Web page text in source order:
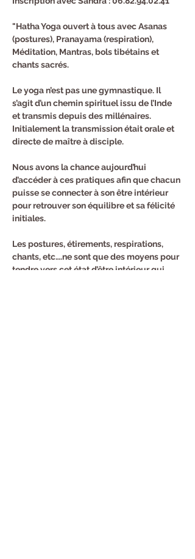
"Hatha Yoga ouvert à tous avec Asanas
(postures), Pranayama (respiration),
Méditation, Mantras, bols tibétains et
chants sacrés.
Le yoga n’est pas une gymnastique. Il
s’agit d’un chemin spirituel issu de l’Inde
et transmis depuis des millénaires.
Initialement la transmission était orale et
directe de maître à disciple.
Nous avons la chance aujourd’hui
d’accéder à ces pratiques afin que chacun
puisse se connecter à son être intérieur
pour retrouver son équilibre et sa félicité
initiales.
Les postures, étirements, respirations,
chants, etc….ne sont que des moyens pour
tendre vers cet état d’être intérieur qui